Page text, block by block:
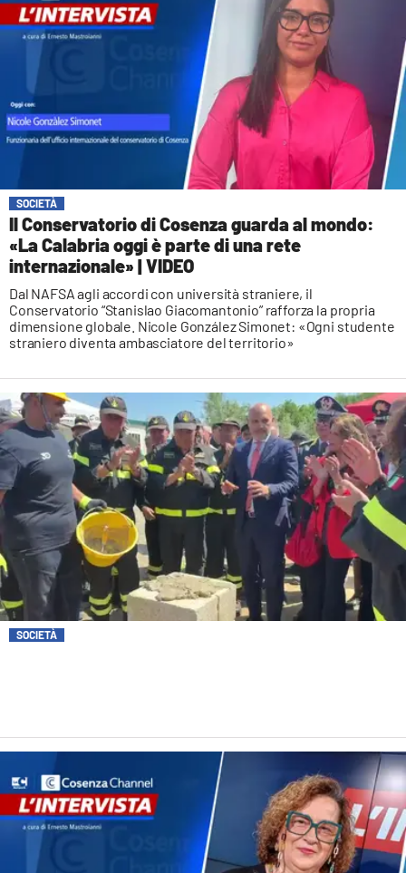
SOCIETÀ
Il Conservatorio di Cosenza guarda al mondo:
«La Calabria oggi è parte di una rete
internazionale» | VIDEO
Dal NAFSA agli accordi con università straniere, il
Conservatorio “Stanislao Giacomantonio” rafforza la propria
dimensione globale. Nicole González Simonet: «Ogni studente
straniero diventa ambasciatore del territorio»
SOCIETÀ